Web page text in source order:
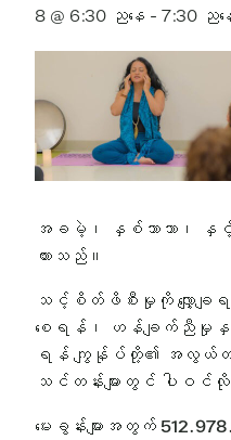
8 @ 6:30 ညနေ - 7:30 ညန
အခမဲ့၊ နှစ်ဘာသာ၊
ထားသည်။
သင့်စိတ်ဖိစီးမှုကို လျှော့ချ
စေရန်၊ ဟန်ချက်ညီမှု
ရန် ကျွန်ုပ်တို့၏ အလွယ်တကူ
သင်တန်းများတွင် ပါဝင်
မေးခွန်းများအတွက်